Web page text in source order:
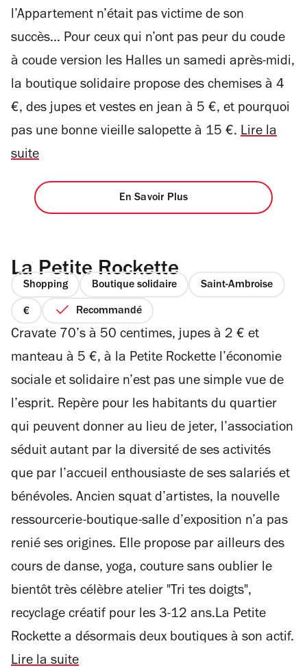
l’Appartement n’était pas victime de son
succès… Pour ceux qui n’ont pas peur du coude
à coude version les Halles un samedi après-midi,
la boutique solidaire propose des chemises à 4
€, des jupes et vestes en jean à 5 €, et pourquoi
pas une bonne vieille salopette à 15 €. Lire la
suite
En Savoir Plus
La Petite Rockette
Shopping Boutique solidaire Saint-Ambroise
prix
1
sur
Recommandé
Cravate 70’s à 50 centimes, jupes à 2 € et
manteau à 5 €, à la Petite Rockette l’économie
sociale et solidaire n’est pas une simple vue de
l’esprit. Repère pour les habitants du quartier
qui peuvent donner au lieu de jeter, l’association
séduit autant par la diversité de ses activités
que par l’accueil enthousiaste de ses salariés et
bénévoles. Ancien squat d’artistes, la nouvelle
ressourcerie-boutique-salle d’exposition n’a pas
renié ses origines. Elle propose par ailleurs des
cours de danse, yoga, couture sans oublier le
bientôt très célèbre atelier "Tri tes doigts",
recyclage créatif pour les 3-12 ans.La Petite
Rockette a désormais deux boutiques à son actif.
Lire la suite